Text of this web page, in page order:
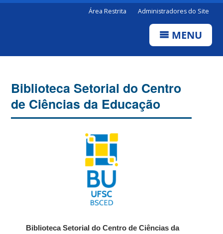
Área Restrita Administradores do Site
MENU
Biblioteca Setorial do Centro
de Ciências da Educação
Biblioteca Setorial do Centro de Ciências da